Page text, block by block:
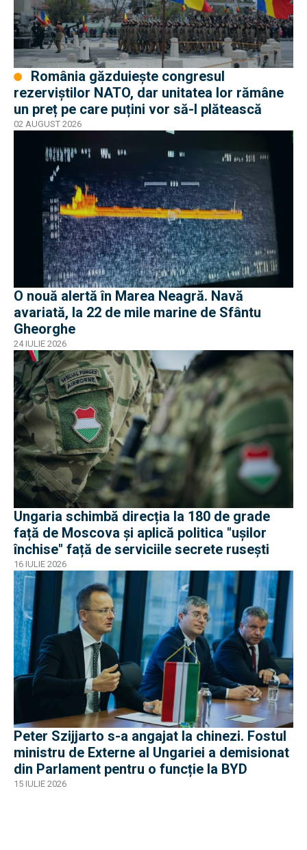
rezerviștilor NATO, dar unitatea lor rămâne
un preț pe care puțini vor să-l plătească
02 AUGUST 2026
O nouă alertă în Marea Neagră. Navă
avariată, la 22 de mile marine de Sfântu
Gheorghe
24 IULIE 2026
Ungaria schimbă direcția la 180 de grade
față de Moscova și aplică politica "ușilor
închise" față de serviciile secrete rusești
16 IULIE 2026
Peter Szijjarto s-a angajat la chinezi. Fostul
ministru de Externe al Ungariei a demisionat
din Parlament pentru o funcție la BYD
15 IULIE 2026